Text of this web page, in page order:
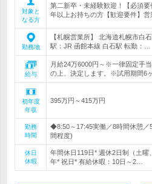
対象と
なる方
第二新卒・未経験歓迎！【必須
年以上お持ちの方【歓迎要件】
勤務地
【札幌営業所】 北海道札幌市白
駅：JR 函館本線 白石駅 転勤：…
給与
月給24万6000円～※一律固定手
の上、決定します。※試用期間6
初年度
年収
395万円～415万円
勤務
時間
◆8:50～17:45実働／8時間休憩／
間程度)
休日
休暇
年間休日119日* 週休2日制（土
年* 祝日* 有給休暇：10日～2…